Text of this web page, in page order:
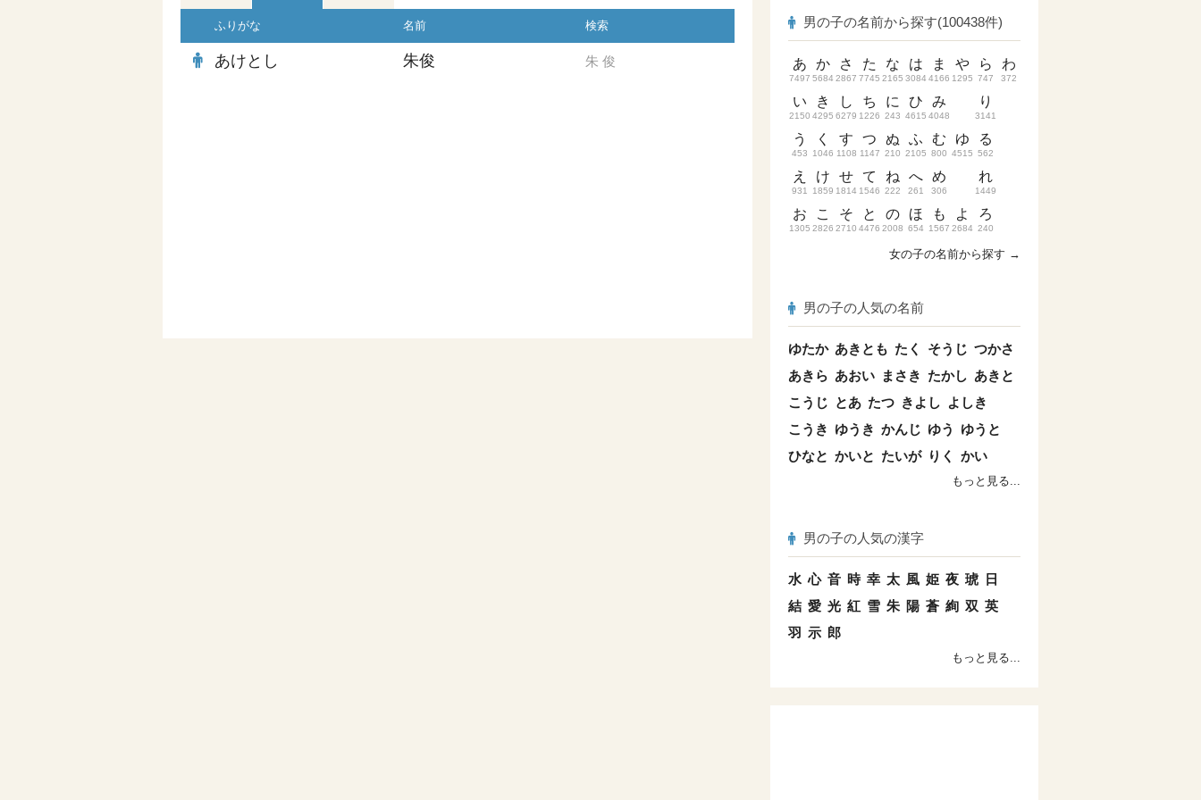
ふりがな 名前 検索
あけとし 朱俊 朱 俊
男の子の名前から探す(100438件)
あ
7497
い
2150
う
453
え
931
お
1305
か
5684
き
4295
く
1046
け
1859
こ
2826
さ
2867
し
6279
す
1108
せ
1814
そ
2710
た
7745
ち
1226
つ
1147
て
1546
と
4476
な
2165
に
243
ぬ
210
ね
222
の
2008
は
3084
ひ
4615
ふ
2105
へ
261
ほ
654
ま
4166
み
4048
む
800
め
306
も
1567
や
1295
ゆ
4515
よ
2684
ら
747
り
3141
る
562
れ
1449
ろ
240
わ
372
女の子の名前から探す →
男の子の人気の名前
ゆたか あきとも たく そうじ つかさ
あきら あおい まさき たかし あきと
こうじ とあ たつ きよし よしき
こうき ゆうき かんじ ゆう
ゆうと
ひなと かいと たいが りく かい
もっと見る...
男の子の人気の漢字
水 心 音 時 幸 太 風 姫 夜 琥
日
結 愛 光 紅 雪 朱 陽 蒼 絢 双 英
羽 示 郎
もっと見る...